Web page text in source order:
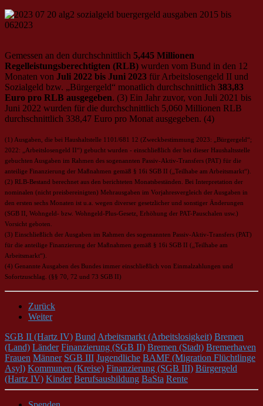
Gemessen an den durchschnittlich 5,445 Millionen
Regelleistungsberechtigten (RLB) wurden vom Bund in den 12
Monaten von Juli 2022 bis Juni 2023 für Arbeitslosengeld II und
Sozialgeld bzw. „Bürgergeld“ monatlich durchschnittlich 383,83
Euro pro RLB ausgegeben. (3) Ein Jahr zuvor, von Juli 2021 bis
Juni 2022 wurden für die durchschnittlich 5,060 Millionen RLB
durchschnittlich 338,47 Euro pro Monat ausgegeben. (4)
(1) Ausgaben, die bei Haushaltstelle 1101/681 12 (Zweckbestimmung 2023: „Bürgergeld“;
2022: „Arbeitslosengeld II“) gebucht wurden - einschließlich der bei dieser Haushaltsstelle
gebuchten Ausgaben im Rahmen des sogenannten Passiv-Aktiv-Transfers (PAT) für die
anteilige Finanzierung der Maßnahmen gemäß § 16i SGB II („Teilhabe am Arbeitsmarkt“).
(2) RLB-Bestand berechnet aus den berichteten Monatsbeständen. Bei Interpretation der
nominalen (nicht preisbereinigten) Mehrausgaben im Vorjahresvergleich der Ausgaben in
den ersten sechs Monaten ist u.a. wegen diverser gesetzlicher und sonstiger Änderungen
(SGB II, Wohngeld- bzw. Wohngeld-Plus-Gesetz, Erhöhung der PAT-Pauschalen usw.)
Vorsicht geboten.
(3) Einschließlich der Ausgaben im Rahmen des sogenannten Passiv-Aktiv-Transfers (PAT)
für die anteilige Finanzierung der Maßnahmen gemäß § 16i SGB II („Teilhabe am
Arbeitsmarkt“).
(4) Genannte Ausgaben des Bundes immer einschließlich von Einmalzahlungen und
Sofortzuschlag. (§§ 70, 72 und 73 SGB II)
Zurück
Weiter
SGB II (Hartz IV) Bund Arbeitsmarkt (Arbeitslosigkeit) Bremen
(Land) Länder Finanzierung (SGB II) Bremen (Stadt) Bremerhaven
Frauen Männer SGB III Jugendliche BAMF (Migration Flüchtlinge
Asyl) Kommunen (Kreise) Finanzierung (SGB III) Bürgergeld
(Hartz IV) Kinder Berufsausbildung BaSta Rente